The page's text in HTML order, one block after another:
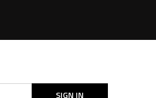
SIGN IN